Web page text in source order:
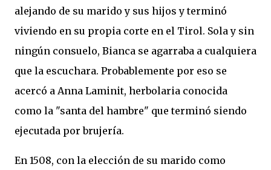
alejando de su marido y sus hijos y terminó
viviendo en su propia corte en el Tirol. Sola y sin
ningún consuelo, Bianca se agarraba a cualquiera
que la escuchara. Probablemente por eso se
acercó a Anna Laminit, herbolaria conocida
como la "santa del hambre" que terminó siendo
ejecutada por brujería.
En 1508, con la elección de su marido como